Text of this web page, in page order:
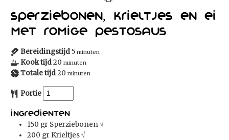
Sperziebonen, krieltjes en ei
met romige pestosaus
Bereidingstijd5 minuten
Kook tijd20 minuten
Totale tijd20 minuten
Portie
Ingredienten
150 gr Sperziebonen√
200 gr Krieltjes√